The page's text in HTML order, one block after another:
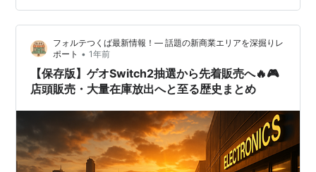
の響き…そして、やよい軒から新登場したばかりの話題
の定食です！ 今回は、私がやよい軒で体験した新メニュ
ー「鶏皮餃子と鶏竜田揚げの定食」の衝撃的…
フォルテつくば最新情報！— 話題の新商業エリアを深掘りレ
ポート • 1年前
【保存版】ゲオSwitch2抽選から先着販売へ🔥🎮
店頭販売・大量在庫放出へと至る歴史まとめ